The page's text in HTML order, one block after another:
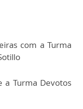
com a Turma
a Turma Devotos